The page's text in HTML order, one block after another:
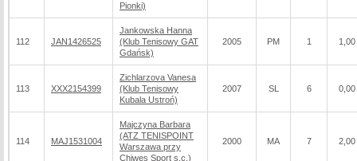
Pionki)
112 JAN1426525
Jankowska Hanna
(Klub Tenisowy GAT
Gdańsk)
2005 PM 1 1,00
113 XXX2154399
Zichlarzova Vanesa
(Klub Tenisowy
Kubala Ustroń)
2007 SL 6 0,00
114 MAJ1531004
Majczyna Barbara
(ATZ TENISPOINT
Warszawa przy
Chiwes Sport s.c.)
2000 MA 7 2,00